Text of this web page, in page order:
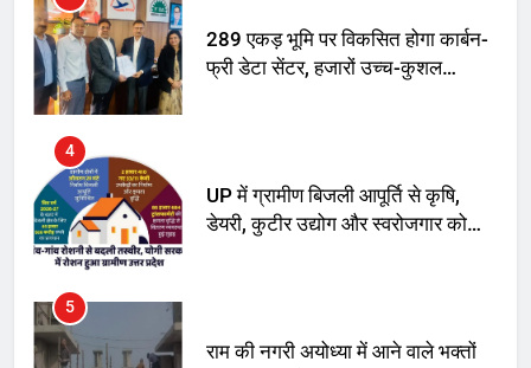
289 एकड़ भूमि पर विकसित होगा कार्बन-
फ्री डेटा सेंटर, हजारों उच्च-कुशल
4
UP में ग्रामीण बिजली आपूर्ति से कृषि,
डेयरी, कुटीर उद्योग और स्वरोजगार को
5
राम की नगरी अयोध्या में आने वाले भक्तों